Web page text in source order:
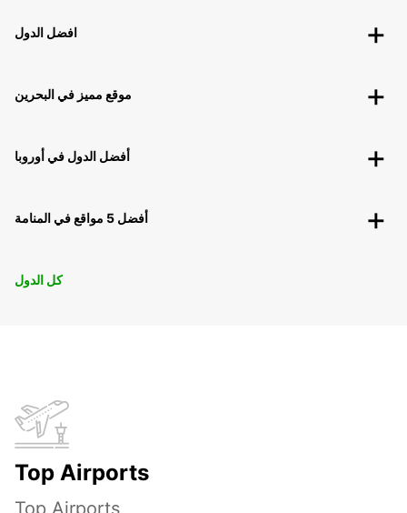
افضل الدول
موقع مميز في البحرين
أفضل الدول في أوروبا
أفضل 5 مواقع في المنامة
كل الدول
Top Airports